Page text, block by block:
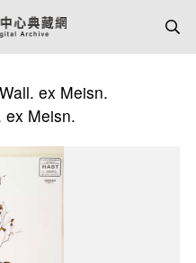
ex Meisn.
ex Meisn.